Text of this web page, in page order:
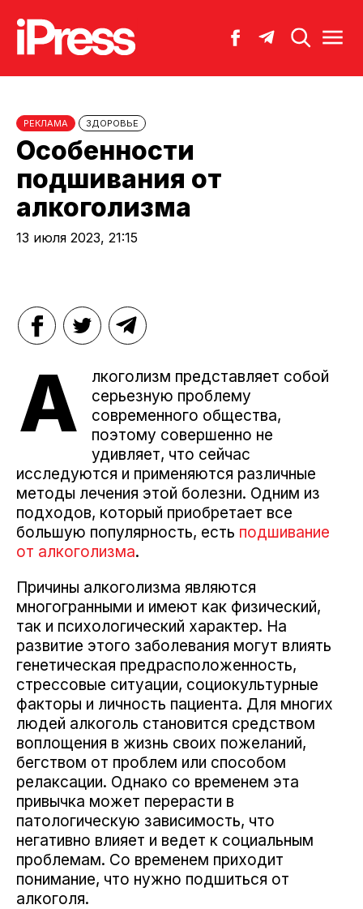
РЕКЛАМА ЗДОРОВЬЕ
Особенности
подшивания от
алкоголизма
13 июля 2023, 21:15
А
лкоголизм представляет собой
серьезную проблему
современного общества,
поэтому совершенно не
удивляет, что сейчас
исследуются и применяются различные
методы лечения этой болезни. Одним из
подходов, который приобретает все
большую популярность, есть подшивание
от алкоголизма.
Причины алкоголизма являются
многогранными и имеют как физический,
так и психологический характер. На
развитие этого заболевания могут влиять
генетическая предрасположенность,
стрессовые ситуации, социокультурные
факторы и личность пациента. Для многих
людей алкоголь становится средством
воплощения в жизнь своих пожеланий,
бегством от проблем или способом
релаксации. Однако со временем эта
привычка может перерасти в
патологическую зависимость, что
негативно влияет и ведет к социальным
проблемам. Со временем приходит
понимание, что нужно подшиться от
алкоголя.